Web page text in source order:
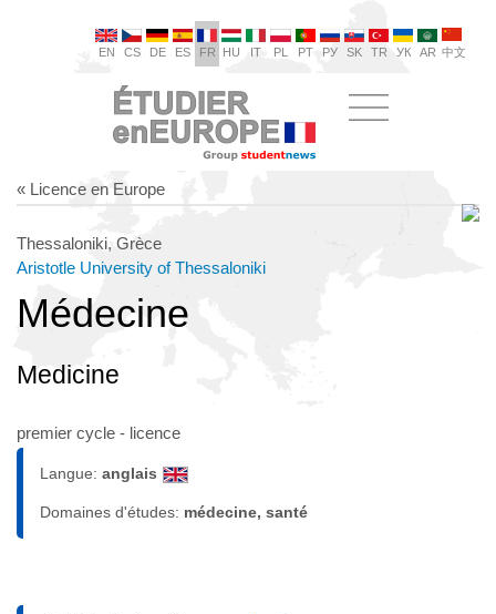
EN CS DE ES FR HU IT PL PT РУ SK TR УК AR 中文
« Licence en Europe
Thessaloniki, Grèce
Aristotle University of Thessaloniki
Médecine
Medicine
premier cycle - licence
Langue: anglais
Domaines d'études: médecine, santé